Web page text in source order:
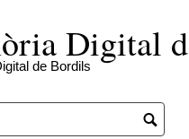
Digital
de Bordils